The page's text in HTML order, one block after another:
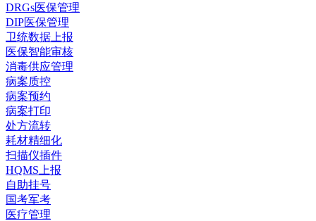
DRGs医保管理
DIP医保管理
卫统数据上报
医保智能审核
消毒供应管理
病案质控
病案预约
病案打印
处方流转
耗材精细化
扫描仪插件
HQMS上报
自助挂号
国考军考
医疗管理